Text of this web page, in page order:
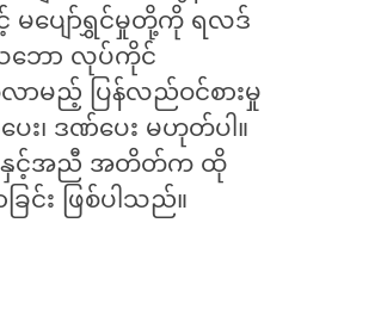
မပျော်ရွှင်မှုတို့ကို ရလဒ်
ဘော လုပ်ကိုင်
ာမည့် ပြန်လည်ဝင်စားမှု
း၊ ဒဏ်ပေး မဟုတ်ပါ။
မနှင့်အညီ အတိတ်က ထို
ြင်း ဖြစ်ပါသည်။